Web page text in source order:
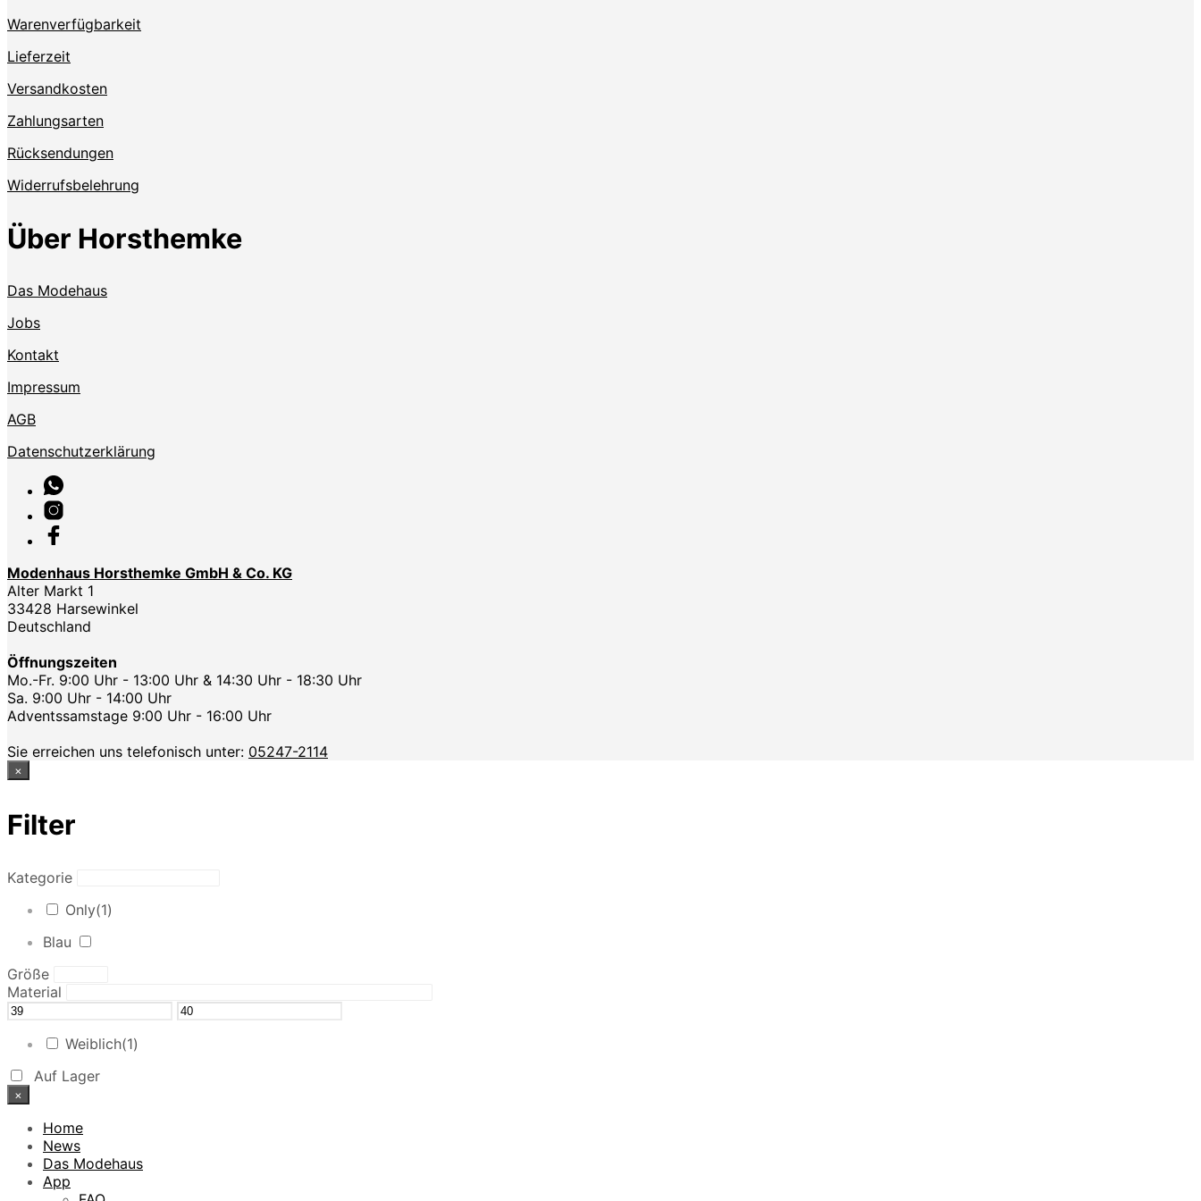
Warenverfügbarkeit
Lieferzeit
Versandkosten
Zahlungsarten
Rücksendungen
Widerrufsbelehrung
Über Horsthemke
Das Modehaus
Jobs
Kontakt
Impressum
AGB
Datenschutzerklärung
Modenhaus Horsthemke GmbH & Co. KG
Alter Markt 1
33428 Harsewinkel
Deutschland
Öffnungszeiten
Mo.-Fr. 9:00 Uhr - 13:00 Uhr & 14:30 Uhr - 18:30 Uhr
Sa. 9:00 Uhr - 14:00 Uhr
Adventssamstage 9:00 Uhr - 16:00 Uhr
Sie erreichen uns telefonisch unter: 05247-2114
×
Filter
Kategorie
Only(1)
Blau
Größe
Material
Weiblich(1)
Auf Lager
×
Home
News
Das Modehaus
App